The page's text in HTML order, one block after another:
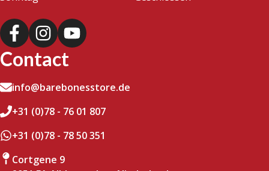
Contact
info@barebonesstore.de
+31 (0)78 - 76 01 807
+31 (0)78 - 78 50 351
Cortgene 9